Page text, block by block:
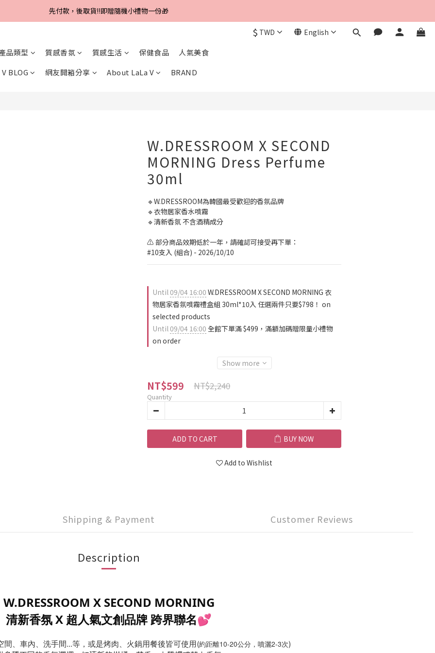
Line好友招募中，首購、回購皆贈100元
先付款，後取貨‼️即贈隨機小禮物一份🎁
$ TWD English
品類型 質感香氛 質感生活 保健食品
人氣美食
BLOG 網友開箱分享 About LaLa V BRAND
W.DRESSROOM X SECOND
MORNING Dress Perfume
30ml
🔹W.DRESSROOM為韓國最受歡迎的香氛品牌
🔹衣物居家香水噴霧
🔹清新香氛 不含酒精成分
⚠️ 部分商品效期低於一年，請確認可接受再下單：
#10支入 (組合) - 2026/10/10
Until09/04 16:00 W.DRESSROOM X SECOND MORNING 衣
物居家香氛噴霧禮盒組 30ml*10入 任選兩件只要$798！ on
selected products
Until09/04 16:00 全館下單滿 $499，滿額加碼贈限量小禮物
on order
Show more
NT$599 NT$2,240
Quantity
ADD TO CART BUY NOW
Add to Wishlist
Shipping & Payment Customer Reviews
Description
W.DRESSROOM X SECOND MORNING
清新香氛 X 超人氣文創品牌 跨界聯名💕
間、車內、洗手間...等，或是烤肉、火鍋用餐後皆可使用(約距離10-20公分，噴灑2-3次)
BUY NOW